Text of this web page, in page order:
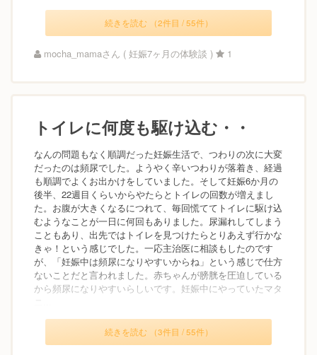
続きを読む （2件目 / 55件）
mocha_mamaさん ( 妊娠7ヶ月の体験談 ) 1
トイレに何度も駆け込む・・
なんの問題もなく順調だった妊娠生活で、つわりの次に大変
だったのは頻尿でした。ようやく辛いつわりが落着き、経過
も順調でよくお出かけをしていました。そして妊娠6か月の
後半、22週目くらいからやたらとトイレの回数が増えまし
た。お腹が大きくなるにつれて、毎回慌ててトイレに駆け込
むようなことが一日に何回もありました。尿漏れしてしまう
こともあり、出先ではトイレを見つけたらとりあえず行かな
きゃ！という感じでした。一応主治医に相談もしたのです
が、「妊娠中は頻尿になりやすいからね」という感じで仕方
ないことだと言われました。赤ちゃんが膀胱を圧迫している
から頻尿になりやすいらしいです。妊娠中にやっていたマタ
続きを読む （3件目 / 55件）